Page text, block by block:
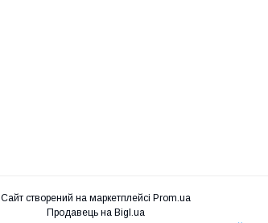
Сайт створений на маркетплейсі Prom.ua
Продавець на Bigl.ua